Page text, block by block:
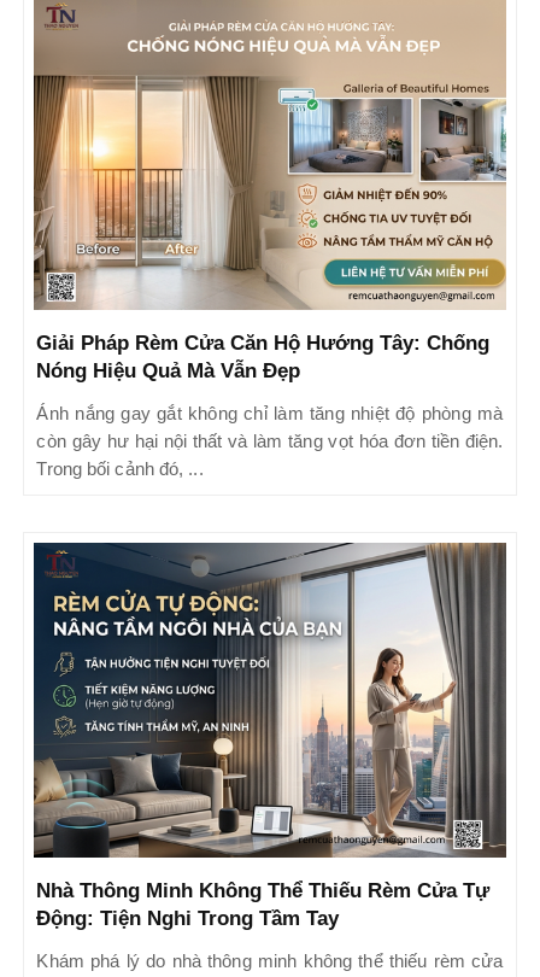
Giải Pháp Rèm Cửa Căn Hộ Hướng Tây: Chống
Nóng Hiệu Quả Mà Vẫn Đẹp
Ánh nắng gay gắt không chỉ làm tăng nhiệt độ phòng mà
còn gây hư hại nội thất và làm tăng vọt hóa đơn tiền điện.
Trong bối cảnh đó, ...
Nhà Thông Minh Không Thể Thiếu Rèm Cửa Tự
Động: Tiện Nghi Trong Tầm Tay
Khám phá lý do nhà thông minh không thể thiếu rèm cửa